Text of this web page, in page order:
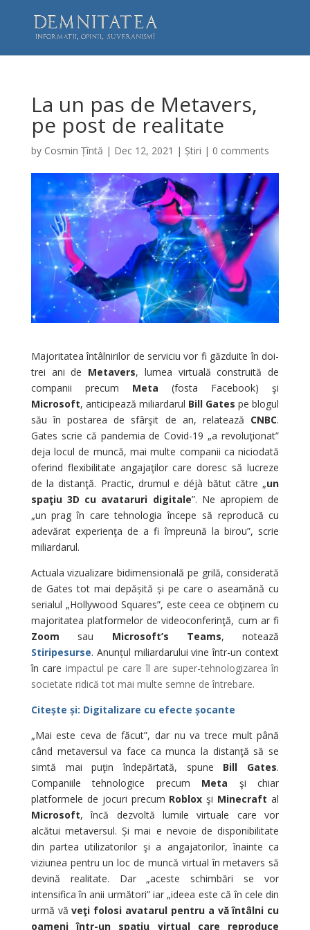
La un pas de Metavers,
pe post de realitate
by Cosmin Țîntă | Dec 12, 2021 | Știri | 0 comments
Majoritatea întâlnirilor de serviciu vor fi găzduite în doi-
trei ani de Metavers, lumea virtuală construită de
companii precum Meta (fosta Facebook) şi
Microsoft, anticipează miliardarul Bill Gates pe blogul
său în postarea de sfârşit de an, relatează CNBC.
Gates scrie că pandemia de Covid-19 „a revoluţionat”
deja locul de muncă, mai multe companii ca niciodată
oferind flexibilitate angajaţilor care doresc să lucreze
de la distanţă. Practic, drumul e déjà bătut către „un
spaţiu 3D cu avataruri digitale”. Ne apropiem de
„un prag în care tehnologia începe să reproducă cu
adevărat experienţa de a fi împreună la birou”, scrie
miliardarul.
Actuala vizualizare bidimensională pe grilă, considerată
de Gates tot mai depășită și pe care o aseamănă cu
serialul „Hollywood Squares”, este ceea ce obţinem cu
majoritatea platformelor de videoconferinţă, cum ar fi
Zoom sau Microsoft’s Teams, notează
Stiripesurse. Anunțul miliardarului vine într-un context
în care impactul pe care îl are super-tehnologizarea în
societate ridică tot mai multe semne de întrebare.
Citește și: Digitalizare cu efecte șocante
„Mai este ceva de făcut”, dar nu va trece mult până
când metaversul va face ca munca la distanţă să se
simtă mai puţin îndepărtată, spune Bill Gates.
Companiile tehnologice precum Meta şi chiar
platformele de jocuri precum Roblox şi Minecraft al
Microsoft, încă dezvoltă lumile virtuale care vor
alcătui metaversul. Și mai e nevoie de disponibilitate
din partea utilizatorilor şi a angajatorilor, înainte ca
viziunea pentru un loc de muncă virtual în metavers să
devină realitate. Dar „aceste schimbări se vor
intensifica în anii următori” iar „ideea este că în cele din
urmă văveţi folosi avatarul pentru a vă întâlni cu
oameni într-un spaţiu virtual care reproduce